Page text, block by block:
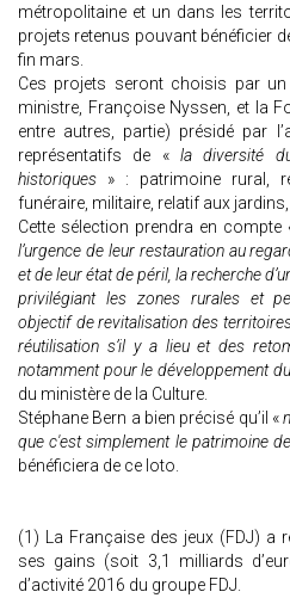
métropolitaine et un dans les
projets retenus pouvant bénéficier
fin mars.
Ces projets seront choisis par
ministre, Françoise Nyssen, et la
entre autres, partie) présidé par
représentatifs de «la diversité
historiques » : patrimoine rural,
funéraire, militaire, relatif aux jardins,
Cette sélection prendra en compte
l’urgence de leur restauration au
et de leur état de péril, la recherche
privilégiant les zones rurales et
objectif de revitalisation des
réutilisation s’il y a lieu et des
notamment pour le développement
du ministère de la Culture.
Stéphane Bern a bien précisé qu’il «
que c'est simplement le patrimoine
bénéficiera de ce loto.
(1) La Française des jeux (FDJ) a
ses gains (soit 3,1 milliards
d’activité 2016 du groupe FDJ.